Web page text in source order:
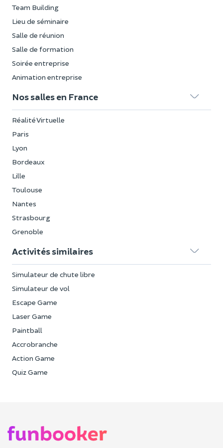
Team Building
Lieu de séminaire
Salle de réunion
Salle de formation
Soirée entreprise
Animation entreprise
Nos salles en France
Réalité Virtuelle
Paris
Lyon
Bordeaux
Lille
Toulouse
Nantes
Strasbourg
Grenoble
Activités similaires
Simulateur de chute libre
Simulateur de vol
Escape Game
Laser Game
Paintball
Accrobranche
Action Game
Quiz Game